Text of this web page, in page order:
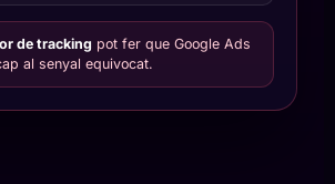
de tracking pot fer que Google Ads
al senyal equivocat.